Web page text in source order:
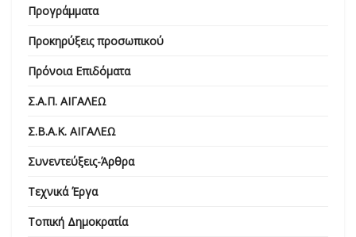
Προγράμματα
Προκηρύξεις προσωπικού
Πρόνοια Επιδόματα
Σ.Α.Π. ΑΙΓΑΛΕΩ
Σ.Β.Α.Κ. ΑΙΓΑΛΕΩ
Συνεντεύξεις-Άρθρα
Τεχνικά Έργα
Τοπική Δημοκρατία